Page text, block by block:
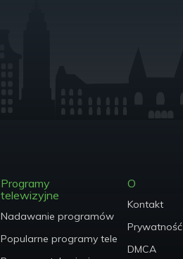
Programy
telewizyjne
Nadawanie programów telewizyjnych
Popularne programy telewizyjne
O
Kontakt
Prywatność
DMCA